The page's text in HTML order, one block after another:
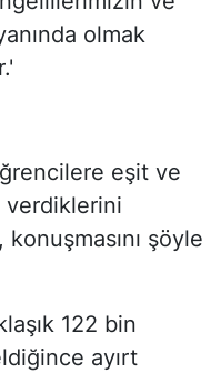
olmak
eşit ve
verdiklerini
şöyle
122 bin
ayırt